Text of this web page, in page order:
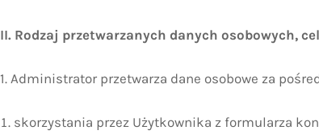
II. Rodzaj przetwarzanych danych osobowych,
1. Administrator przetwarza dane osobowe za
skorzystania przez Użytkownika z formularza